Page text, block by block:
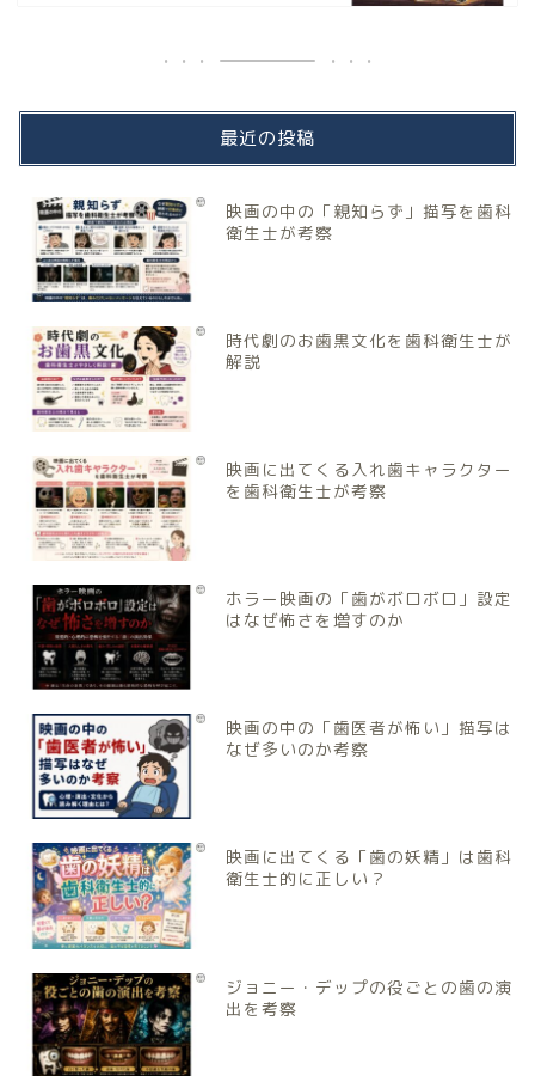
最近の投稿
映画の中の「親知らず」描写を歯科
衛生士が考察
時代劇のお歯黒文化を歯科衛生士が
解説
映画に出てくる入れ歯キャラクター
を歯科衛生士が考察
ホラー映画の「歯がボロボロ」設定
はなぜ怖さを増すのか
映画の中の「歯医者が怖い」描写は
なぜ多いのか考察
映画に出てくる「歯の妖精」は歯科
衛生士的に正しい？
ジョニー・デップの役ごとの歯の演
出を考察